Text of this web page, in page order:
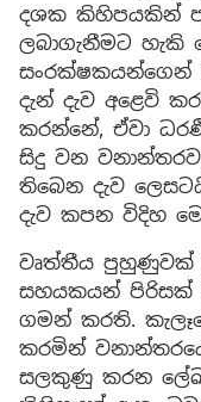
දශක කිහිපයකින්
ලබාගැනීමට
දැන් දැව අළෙවි
කරන්නේ, ඒවා
සිදු වන
තිබෙන දැව
දැව කපන විදිහ
වෘත්තීය පුහුණුවක්
සහයකයන් පිරිසක්
ගමන් කරති.
කරමින්
සලකුණු කරන